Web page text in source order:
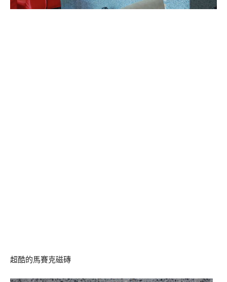
超酷的馬賽克磁磚